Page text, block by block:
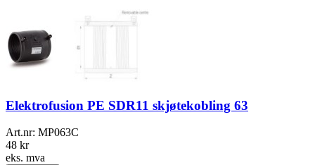
Elektrofusion PE SDR11 skjøtekobling 63
Art.nr: MP063C
48 kr
eks. mva